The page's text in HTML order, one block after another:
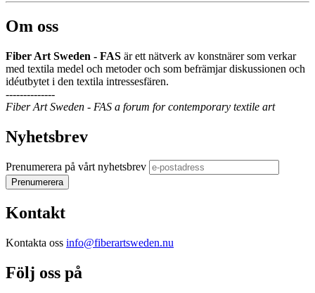
Om oss
Fiber Art Sweden - FAS är ett nätverk av konstnärer som verkar
med textila medel och metoder och som befrämjar diskussionen och
idéutbytet i den textila intressesfären.
--------------
Fiber Art Sweden - FAS a forum for contemporary textile art
Nyhetsbrev
Prenumerera på vårt nyhetsbrev
Kontakt
Kontakta oss info@fiberartsweden.nu
Följ oss på